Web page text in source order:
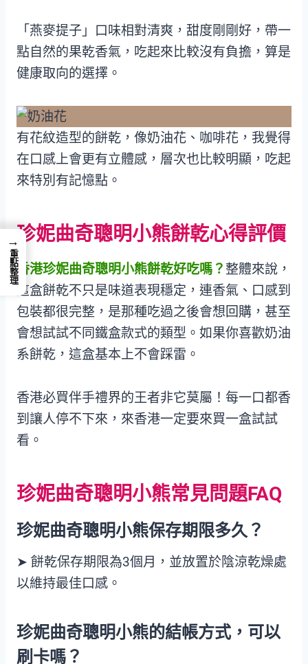
「燕麥提子」口味相對清爽，甜度剛剛好，帶一
點自然的果乾香氣，吃起來比較沒有負擔，算是
健康取向的選擇。
有花紋造型的餅乾，像奶油花、咖啡花，我覺得
在口感上會更有立體感，層次也比較明顯，吃起
來特別有記憶點。
珍妮曲奇聰明小熊餅乾心得評價
香港珍妮曲奇聰明小熊餅乾好吃嗎？ 整體來說，
這盒餅乾不只是味道表現穩定，連香氣、口感到
包裝都很完整，是那種吃過之後會想回購，甚至
會想試試不同鐵盒款式的類型。如果你喜歡奶油
系餅乾，這盒基本上不會踩雷。
香港必買伴手禮界的王者非它莫屬！每一口都香
到讓人停不下來，來香港一定要來買一盒試試
看。
珍妮曲奇聰明小熊常見問題FAQ
珍妮曲奇聰明小熊保存期限多久 ？
➤ 餅乾保存期限為3個月，並放置於陰涼乾燥處
以維持最佳口感。
珍妮曲奇聰明小熊的結帳方式，可以
刷卡嗎？
→
重點整理